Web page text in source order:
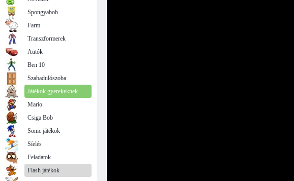
Spongyabob
Farm
Transzformerek
Autók
Ben 10
Szabadulószoba
Játékok gyerekeknek
Mario
Csiga Bob
Sonic játékok
Síelés
Feladatok
Flash játékok